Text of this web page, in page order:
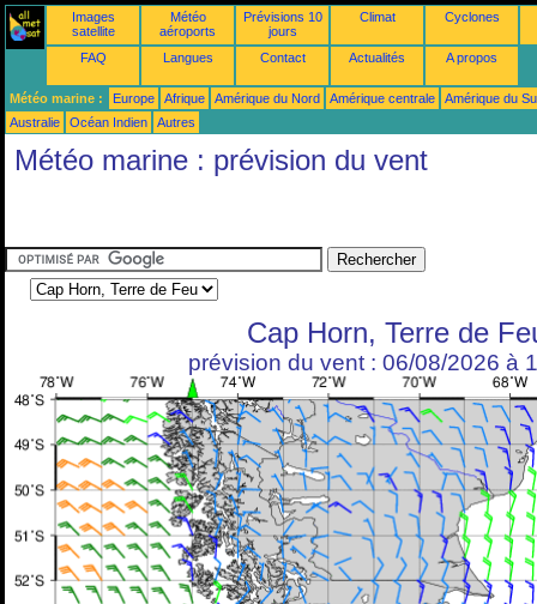
Images
satellite
Météo
aéroports
Prévisions 10
jours
Climat Cyclones
FAQ Langues Contact Actualités A propos
Météo marine : Europe Afrique Amérique du Nord Amérique centrale
Amérique du
Australie
Océan Indien Autres
Météo marine : prévision du vent
Cap Horn, Terre de
prévision du vent : 06/08/2026 à